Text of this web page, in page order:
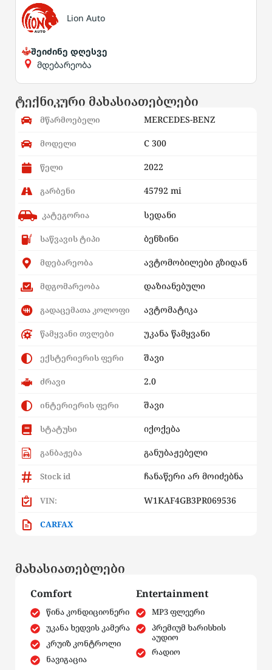
Lion Auto
შეიძინე დღესვე
მდებარეობა
ტექნიკური მახასიათებლები
მწარმოებელი MERCEDES-BENZ
მოდელი C 300
წელი 2022
გარბენი 45792 mi
კატეგორია სედანი
საწვავის ტიპი ბენზინი
მდებარეობა ავტომობილები გზიდან
მდგომარეობა დაზიანებული
გადაცემათა კოლოფი ავტომატიკა
წამყვანი თვლები უკანა წამყვანი
ექსტერიერის ფერი შავი
ძრავი 2.0
ინტერიერის ფერი შავი
სტატუსი იქოქება
განბაჟება განუბაჟებელი
Stock id ჩანაწერი არ მოიძებნა
VIN: W1KAF4GB3PR069536
CARFAX
მახასიათებლები
Comfort
წინა კონდიციონერი
უკანა ხედვის კამერა
კრუიზ კონტროლი
ნავიგაცია
Entertainment
MP3 ფლეერი
პრემიუმ ხარისხის
აუდიო
რადიო